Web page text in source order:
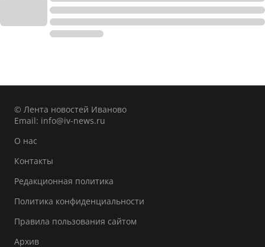
© Лента новостей Иваново
Email: info@iv-news.ru
О нас
Контакты
Редакционная политика
Политика конфиденциальности
Правила пользования сайтом
Архив